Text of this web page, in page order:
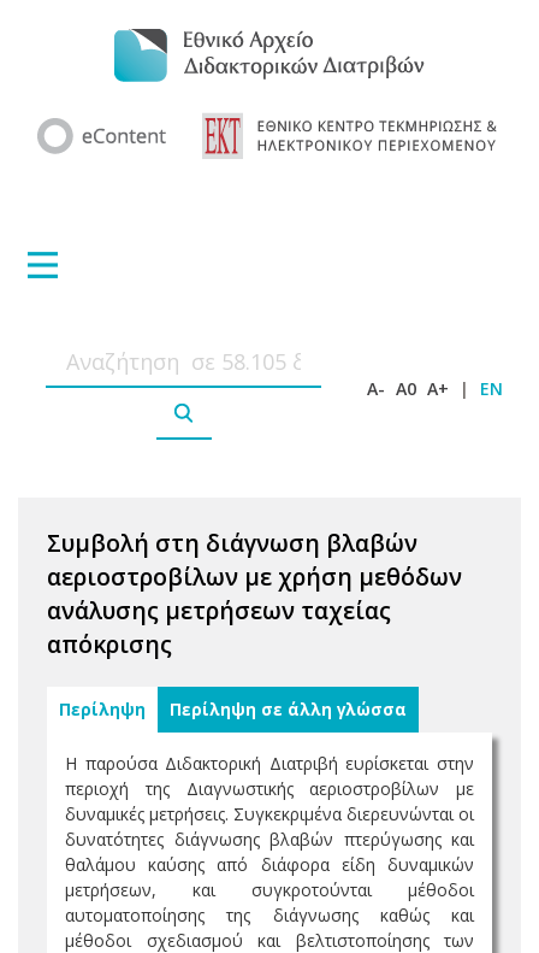
A- A0 A+ | EN
Συμβολή στη διάγνωση βλαβών
αεριοστροβίλων με χρήση μεθόδων
ανάλυσης μετρήσεων ταχείας
απόκρισης
Περίληψη Περίληψη σε άλλη γλώσσα
Η παρούσα Διδακτορική Διατριβή ευρίσκεται στην
περιοχή της Διαγνωστικής αεριοστροβίλων με
δυναμικές μετρήσεις. Συγκεκριμένα διερευνώνται οι
δυνατότητες διάγνωσης βλαβών πτερύγωσης και
θαλάμου καύσης από διάφορα είδη δυναμικών
μετρήσεων, και συγκροτούνται μέθοδοι
αυτοματοποίησης της διάγνωσης καθώς και
μέθοδοι σχεδιασμού και βελτιστοποίησης των